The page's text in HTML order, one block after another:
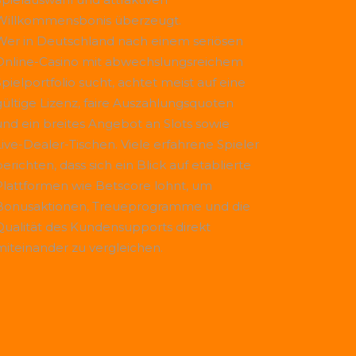
überzeugt.
in Deutschland nach einem seriösen
Casino mit abwechslungsreichem
sucht, achtet meist auf eine
Lizenz, faire Auszahlungsquoten
ein breites Angebot an Slots sowie
Dealer-Tischen. Viele erfahrene Spieler
dass sich ein Blick auf etablierte
wie Betscore lohnt, um
Treueprogramme und die
des Kundensupports direkt
zu vergleichen.